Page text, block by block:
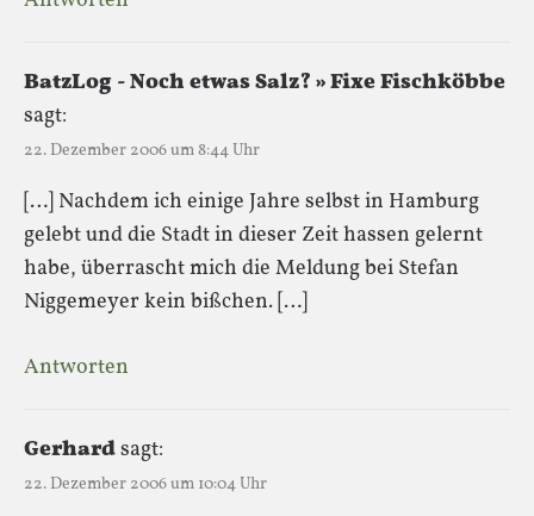
BatzLog - Noch etwas Salz? » Fixe Fischköbbe
sagt:
22. Dezember 2006 um 8:44 Uhr
[…] Nachdem ich einige Jahre selbst in Hamburg
gelebt und die Stadt in dieser Zeit hassen gelernt
habe, überrascht mich die Meldung bei Stefan
Niggemeyer kein bißchen. […]
Antworten
Gerhardsagt:
22. Dezember 2006 um 10:04 Uhr